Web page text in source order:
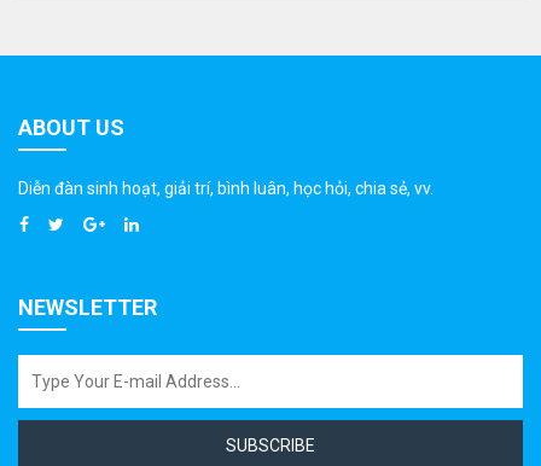
ABOUT US
Diễn đàn sinh hoạt, giải trí, bình luân, học hỏi, chia sẻ, vv.
NEWSLETTER
SUBSCRIBE